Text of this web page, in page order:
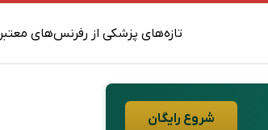
تازه‌های پزشکی از رفرنس‌های معتبر
شروع رایگان